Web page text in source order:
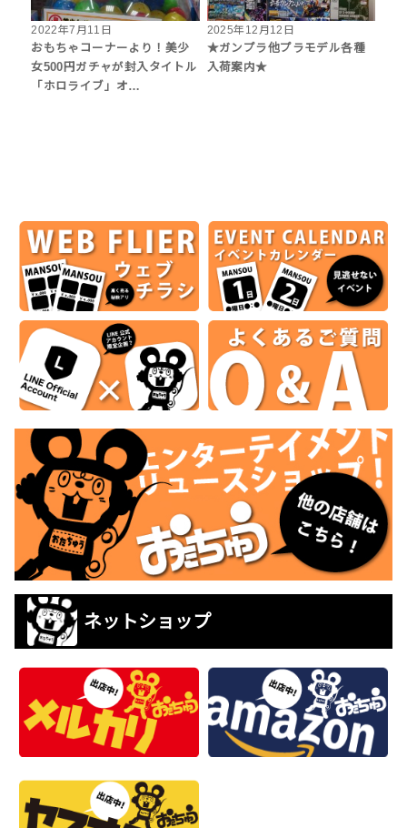
2022年7月11日
おもちゃコーナーより！美少
女500円ガチャが封入タイトル
「ホロライブ」オ…
2025年12月12日
★ガンプラ他プラモデル各種
入荷案内★
ネットショップ